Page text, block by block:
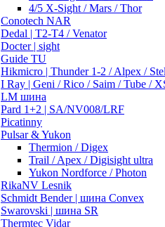
4/5 X-Sight / Mars / Thor
Conotech NAR
Dedal | T2-T4 / Venator
Docter | sight
Guide TU
Hikmicro | Thunder 1-2 / Alpex /
I Ray | Geni / Rico / Saim / Tube /
LM шина
Pard 1+2 | SA/NV008/LRF
Picatinny
Pulsar & Yukon
Thermion / Digex
Trail / Apex / Digisight ultra
Yukon Nordforce / Photon
RikaNV Lesnik
Schmidt Bender | шина Convex
Swarovski | шина SR
Thermtec Vidar